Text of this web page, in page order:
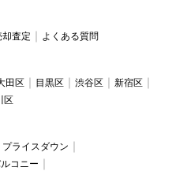
査定 よくある質問
田区 目黒区 渋谷区
新宿区
区
プライスダウン
コニー